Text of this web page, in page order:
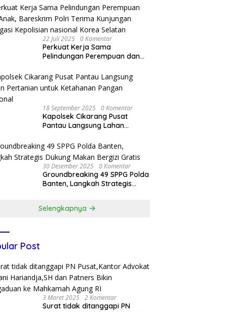
Bandung Kota .
22 Juli 2025 0 Komentar
Perkuat Kerja Sama
Pelindungan Perempuan dan
Kunjungan Delegasi Kepolisian
nasional Korea Selatan
18 September 2025 0 Komentar
Kapolsek Cikarang Pusat
Pantau Langsung Lahan
Pangan Nasional
30 Desember 2025 0 Komentar
Groundbreaking 49 SPPG Polda
Banten, Langkah Strategis
Selengkapnya
Post
3 Maret 2025 2 Komentar
Surat tidak ditanggapi PN